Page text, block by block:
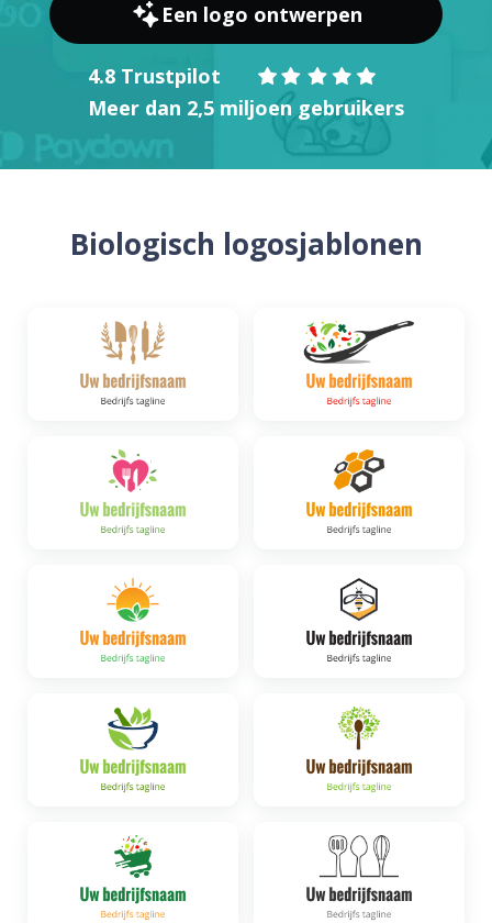
Een logo ontwerpen
4.8 Trustpilot
Meer dan 2,5 miljoen gebruikers
Biologisch logosjablonen